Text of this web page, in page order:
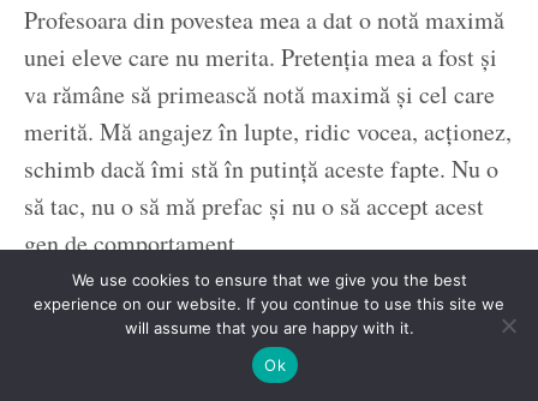
Profesoara din povestea mea a dat o notă maximă
unei eleve care nu merita. Pretenția mea a fost și
va rămâne să primească notă maximă și cel care
merită. Mă angajez în lupte, ridic vocea, acționez,
schimb dacă îmi stă în putință aceste fapte. Nu o
să tac, nu o să mă prefac și nu o să accept acest
gen de comportament.
La conferință s-a discutat despre persoanele care
influențează în mediul online, influencer și
microinfluencer. S-a menționat numele Alinei
We use cookies to ensure that we give you the best
experience on our website. If you continue to use this site we
will assume that you are happy with it.
Ok